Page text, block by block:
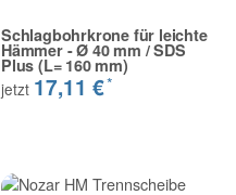
Schlagbohrkrone für leichte
Hämmer - Ø 40 mm / SDS
Plus (L= 160 mm)
jetzt 17,11 €*